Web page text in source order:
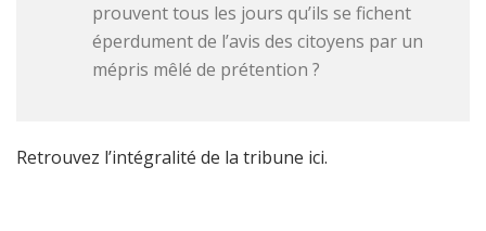
prouvent tous les jours qu’ils se fichent
éperdument de l’avis des citoyens par un
mépris mêlé de prétention ?
Retrouvez l’intégralité de la tribune ici.